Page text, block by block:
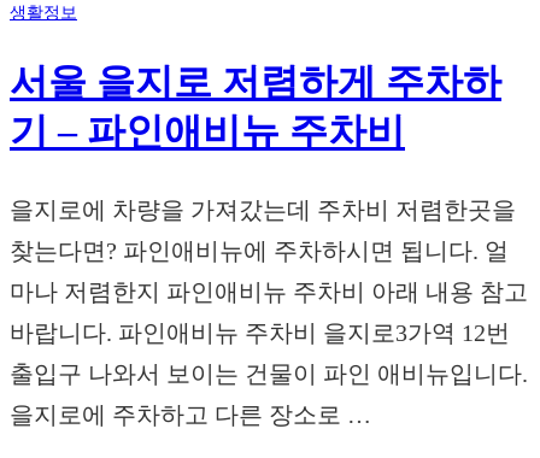
생활정보
서울 을지로 저렴하게 주차하
기 – 파인애비뉴 주차비
을지로에 차량을 가져갔는데 주차비 저렴한곳을
찾는다면? 파인애비뉴에 주차하시면 됩니다. 얼
마나 저렴한지 파인애비뉴 주차비 아래 내용 참고
바랍니다. 파인애비뉴 주차비 을지로3가역 12번
출입구 나와서 보이는 건물이 파인 애비뉴입니다.
을지로에 주차하고 다른 장소로 …